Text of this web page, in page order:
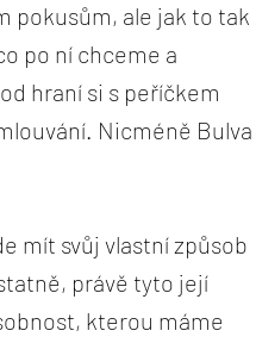
pokusům, ale jak to tak
po ní chceme a
hraní si s peříčkem
Nicméně Bulva
mít svůj vlastní způsob
právě tyto její
kterou máme